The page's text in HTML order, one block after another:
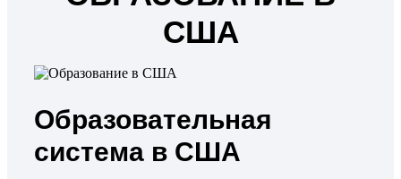
США
Образовательная
система в США